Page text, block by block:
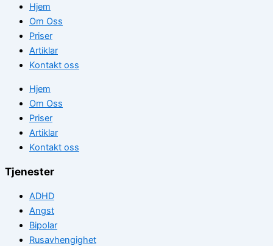
Hjem
Om Oss
Priser
Artiklar
Kontakt oss
Hjem
Om Oss
Priser
Artiklar
Kontakt oss
Tjenester
ADHD
Angst
Bipolar
Rusavhengighet